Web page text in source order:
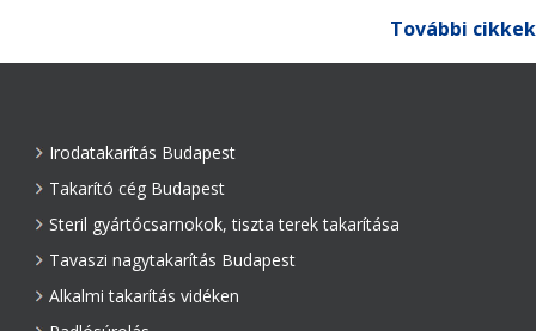
További cikkek
Irodatakarítás Budapest
Takarító cég Budapest
Steril gyártócsarnokok, tiszta terek takarítása
Tavaszi nagytakarítás Budapest
Alkalmi takarítás vidéken